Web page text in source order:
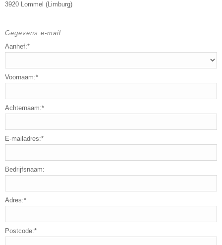
3920 Lommel (Limburg)
Gegevens e-mail
Aanhef:*
Voornaam:*
Achternaam:*
E-mailadres:*
Bedrijfsnaam:
Adres:*
Postcode:*